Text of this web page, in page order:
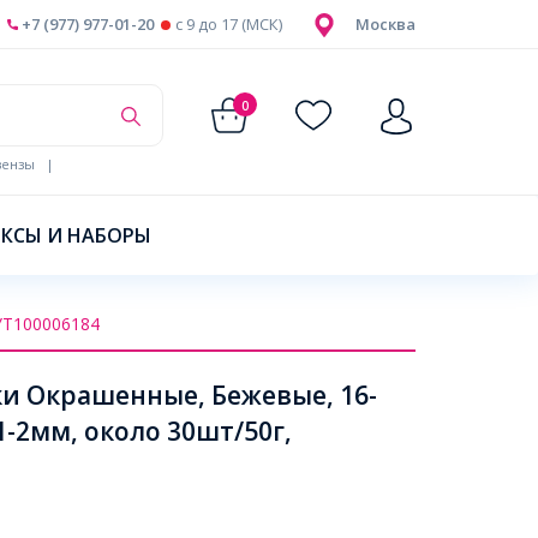
Москва
+7 (977) 977-01-20 c 9 до 17 (МСК)
0
|
И НАБОРЫ
Окрашенные, Бежевые, 16-
2мм, около 30шт/50г,